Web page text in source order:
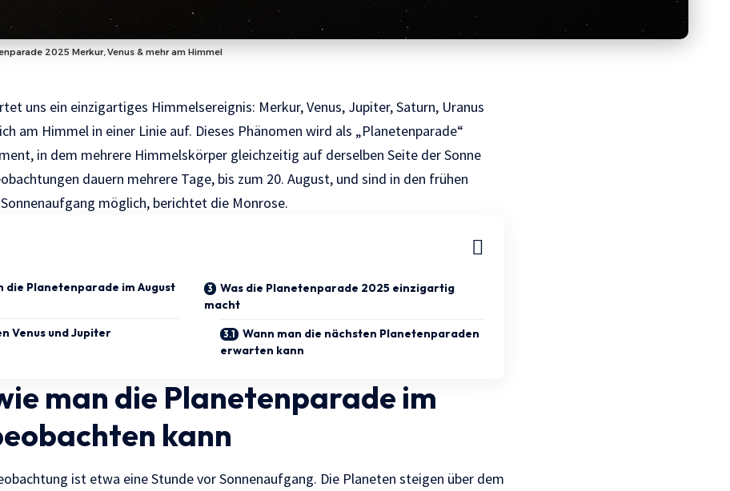
2025 Merkur, Venus & mehr am Himmel
uns ein einzigartiges Himmelsereignis: Merkur, Venus, Jupiter, Saturn, Uranus
am Himmel in einer Linie auf. Dieses Phänomen wird als „Planetenparade“
in dem mehrere Himmelskörper gleichzeitig auf derselben Seite der Sonne
dauern mehrere Tage, bis zum 20. August, und sind in den frühen
möglich, berichtet die Monrose.
die Planetenparade im August
Venus und Jupiter
Was die Planetenparade 2025 einzigartig
macht
Wann man die nächsten Planetenparaden
erwarten kann
man die Planetenparade im
kann
ist etwa eine Stunde vor Sonnenaufgang. Die Planeten steigen über dem